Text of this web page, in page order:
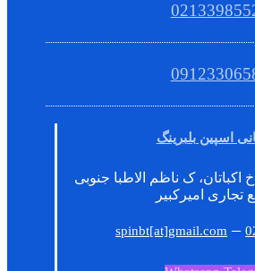
اسپین بلبرینگ
اکباتان، ک ناظم الاطبا جنوبی
تجاری امیرکبیر
spinbt[at]gmail.com –